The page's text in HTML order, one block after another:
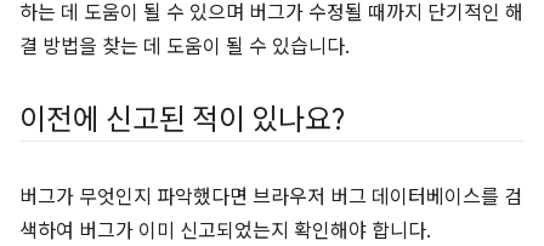
하는 데 도움이 될 수 있으며 버그가 수정될 때까지 단기적인 해
결 방법을 찾는 데 도움이 될 수 있습니다.
이전에 신고된 적이 있나요?
버그가 무엇인지 파악했다면 브라우저 버그 데이터베이스를 검
색하여 버그가 이미 신고되었는지 확인해야 합니다.